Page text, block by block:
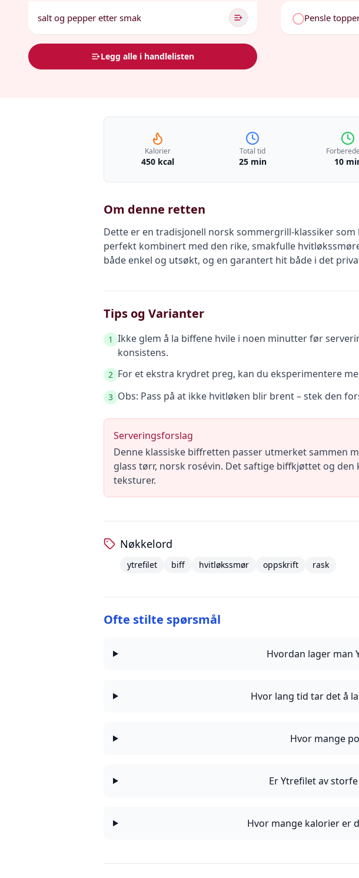
salt og pepper etter smak
Legg alle i handlelisten
Pensle
Kalorier
450 kcal
Total tid
25 min 10
Om denne retten
Dette er en tradisjonell norsk sommergrill-klassiker
perfekt kombinert med den rike, smakfulle
både enkel og utsøkt, og en garantert hit både i det
Tips og Varianter
1 Ikke glem å la biffene hvile i noen minutter før
konsistens.
2 For et ekstra krydret preg, kan du eksperimentere
3 Obs: Pass på at ikke hvitløken blir brent – stek den
Serveringsforslag
Denne klassiske biffretten passer utmerket sammen
glass tørr, norsk rosévin. Det saftige biffkjøttet og
teksturer.
Nøkkelord
ytrefilet biff hvitløkssmør oppskrift rask
Ofte stilte spørsmål
Hvordan lager man
Hvor lang tid tar det å
Hvor mange
Er Ytrefilet av
Hvor mange kalorier er